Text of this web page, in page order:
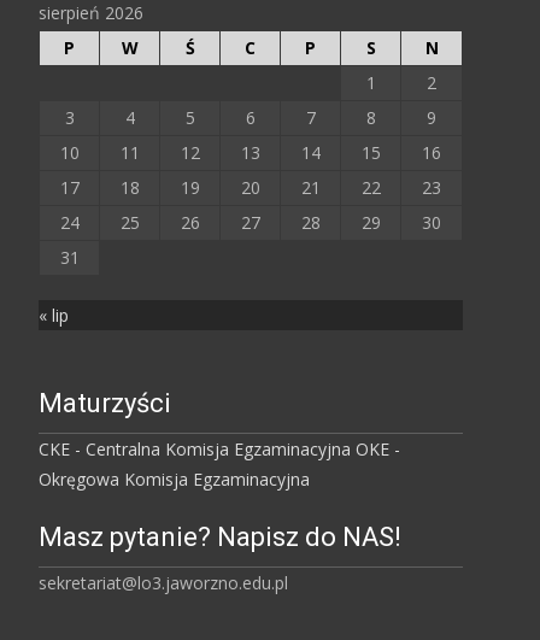
sierpień 2026
P
W Ś C P S
N
1
2
3
4 5 6 7 8
9
10
11 12 13 14 15
16
17
18 19 20 21 22
23
24
25 26 27 28 29
30
31
« lip
Maturzyści
CKE - Centralna Komisja Egzaminacyjna OKE -
Okręgowa Komisja Egzaminacyjna
Masz pytanie? Napisz do NAS!
sekretariat@lo3.jaworzno.edu.pl